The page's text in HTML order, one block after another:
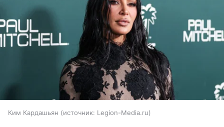
Ким Кардашьян источник: Legion-Media.ru